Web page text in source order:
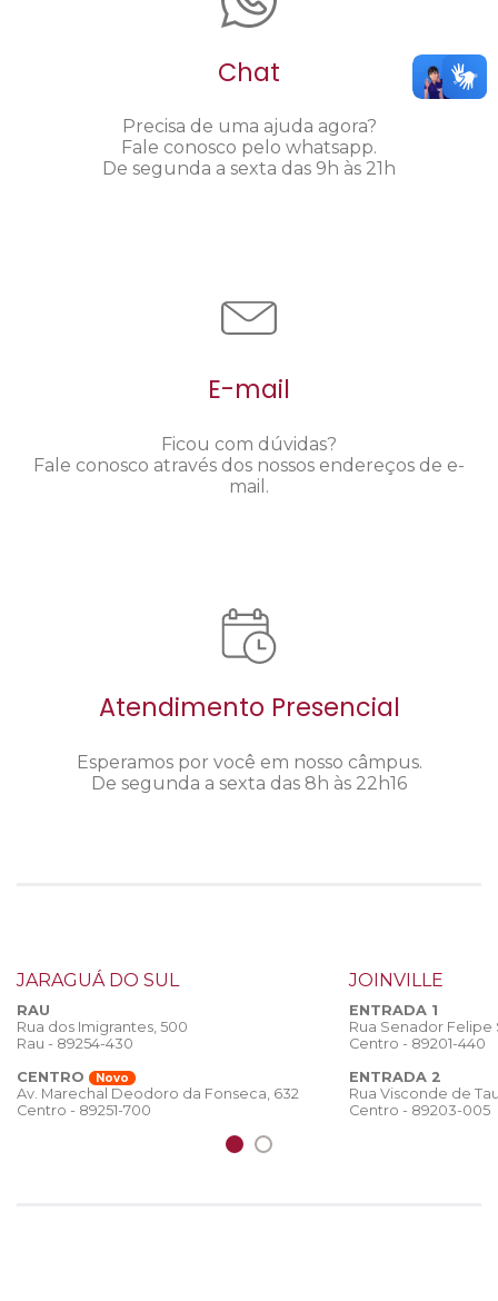
Chat
Precisa de uma ajuda agora?
Fale conosco pelo whatsapp.
De segunda a sexta das 9h às 21h
E-mail
Ficou com dúvidas?
Fale conosco através dos nossos endereços de e-
mail.
Atendimento Presencial
Esperamos por você em nosso câmpus.
De segunda a sexta das 8h às 22h16
JARAGUÁ DO SUL
RAU
Rua dos Imigrantes, 500
Rau - 89254-430
CENTRO
Novo
Av. Marechal Deodoro da Fonseca, 632
Centro - 89251-700
JOINVILLE
ENTRADA 1
Rua Senador
Centro - 89201-440
ENTRADA 2
Rua Visconde de
Centro - 89203-005